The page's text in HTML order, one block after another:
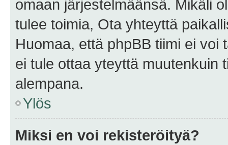
omaan järjestelmäänsä. Mikäli
tulee toimia, Ota yhteyttä
Huomaa, että phpBB tiimi ei
ei tule ottaa yteyttä muutenkuin
alempana.
Ylös
Miksi en voi rekisteröityä?